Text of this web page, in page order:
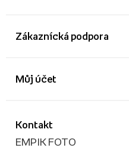
Zákaznícká podpora
Kontakt
EMPIK FOTO
Můj účet